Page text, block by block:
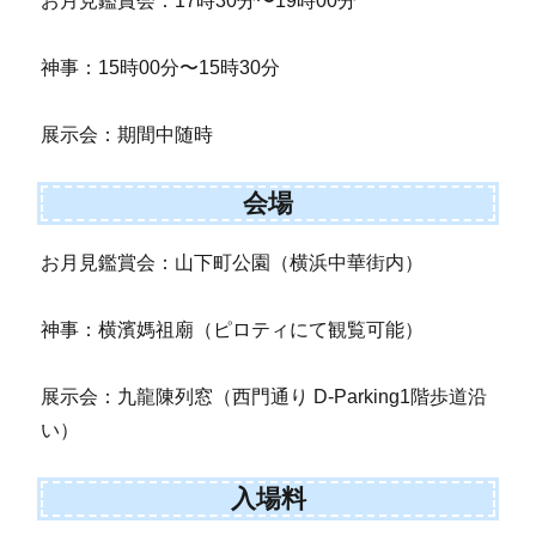
神事：15時00分〜15時30分
展示会：期間中随時
会場
お月見鑑賞会：山下町公園（横浜中華街内）
神事：横濱媽祖廟（ピロティにて観覧可能）
展示会：九龍陳列窓（西門通り D-Parking1階歩道沿
い）
入場料